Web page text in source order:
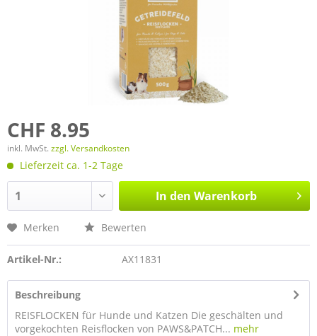
CHF 8.95
inkl. MwSt. zzgl. Versandkosten
Lieferzeit ca. 1-2 Tage
In den Warenkorb
Merken Bewerten
Artikel-Nr.: AX11831
Beschreibung
REISFLOCKEN für Hunde und Katzen Die geschälten und
vorgekochten Reisflocken von PAWS&PATCH... mehr